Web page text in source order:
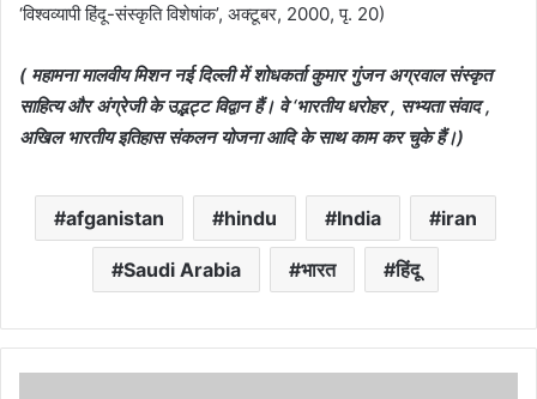
‘विश्वव्यापी हिंदू-संस्कृति विशेषांक’, अक्टूबर, 2000, पृ. 20)
( महामना मालवीय मिशन नई दिल्ली में शोधकर्ता कुमार गुंजन अग्रवाल संस्कृत
साहित्य और अंग्रेजी के उद्भट्ट विद्वान हैं। वे ‘भारतीय धरोहर , सभ्यता संवाद ,
अखिल भारतीय इतिहास संकलन योजना आदि के साथ काम कर चुके हैं।)
afganistan hindu India iran
Saudi Arabia भारत हिंदू